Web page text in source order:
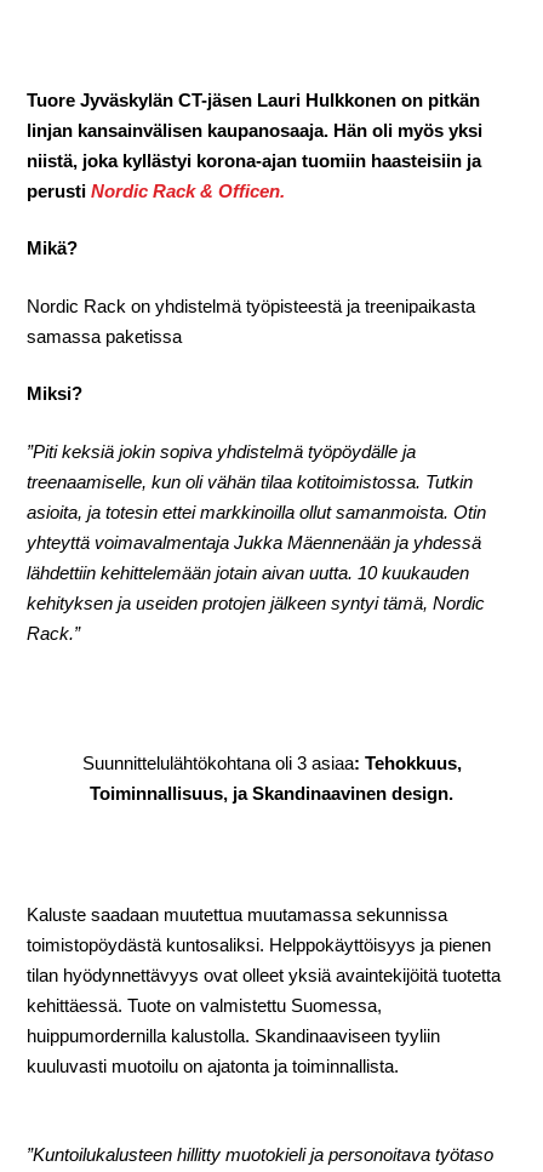
Tuore Jyväskylän CT-jäsen Lauri Hulkkonen on pitkän
linjan kansainvälisen kaupanosaaja. Hän oli myös yksi
niistä, joka kyllästyi korona-ajan tuomiin haasteisiin ja
perustiNordic Rack & Officen.
Mikä?
Nordic Rack on yhdistelmä työpisteestä ja treenipaikasta
samassa paketissa
Miksi?
”Piti keksiä jokin sopiva yhdistelmä työpöydälle ja
treenaamiselle, kun oli vähän tilaa kotitoimistossa. Tutkin
asioita, ja totesin ettei markkinoilla ollut samanmoista. Otin
yhteyttä voimavalmentaja Jukka Mäennenään ja yhdessä
lähdettiin kehittelemään jotain aivan uutta. 10 kuukauden
kehityksen ja useiden protojen jälkeen syntyi tämä, Nordic
Rack.”
Suunnittelulähtökohtana oli 3 asiaa: Tehokkuus,
Toiminnallisuus, ja Skandinaavinen design.
Kaluste saadaan muutettua muutamassa sekunnissa
toimistopöydästä kuntosaliksi. Helppokäyttöisyys ja pienen
tilan hyödynnettävyys ovat olleet yksiä avaintekijöitä tuotetta
kehittäessä. Tuote on valmistettu Suomessa,
huippumordernilla kalustolla. Skandinaaviseen tyyliin
kuuluvasti muotoilu on ajatonta ja toiminnallista.
”Kuntoilukalusteen hillitty muotokieli ja personoitava työtaso